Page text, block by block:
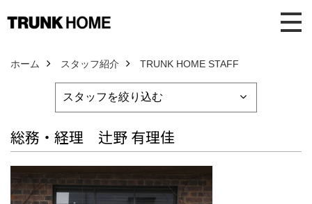
ホーム スタッフ紹介 TRUNK HOME STAFF
総務・経理 辻野 有理佳